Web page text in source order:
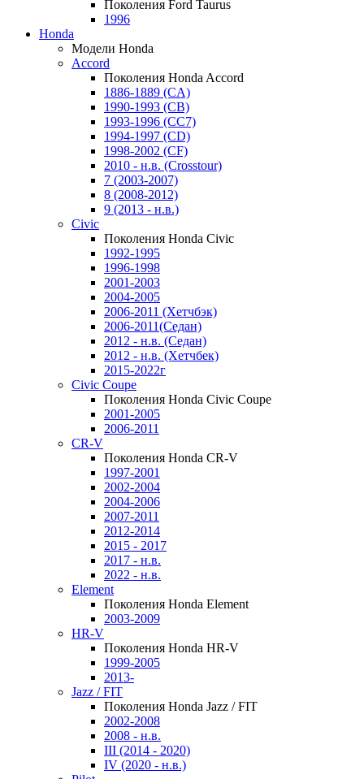
Поколения Ford Taurus
1996
Honda
Модели Honda
Accord
Поколения Honda Accord
1886-1889 (CA)
1990-1993 (CB)
1993-1996 (CC7)
1994-1997 (CD)
1998-2002 (CF)
2010 - н.в. (Crosstour)
7 (2003-2007)
8 (2008-2012)
9 (2013 - н.в.)
Civic
Поколения Honda Civic
1992-1995
1996-1998
2001-2003
2004-2005
2006-2011 (Хетчбэк)
2006-2011(Седан)
2012 - н.в. (Седан)
2012 - н.в. (Хетчбек)
2015-2022г
Civic Coupe
Поколения Honda Civic Coupe
2001-2005
2006-2011
CR-V
Поколения Honda CR-V
1997-2001
2002-2004
2004-2006
2007-2011
2012-2014
2015 - 2017
2017 - н.в.
2022 - н.в.
Element
Поколения Honda Element
2003-2009
HR-V
Поколения Honda HR-V
1999-2005
2013-
Jazz / FIT
Поколения Honda Jazz / FIT
2002-2008
2008 - н.в.
III (2014 - 2020)
IV (2020 - н.в.)